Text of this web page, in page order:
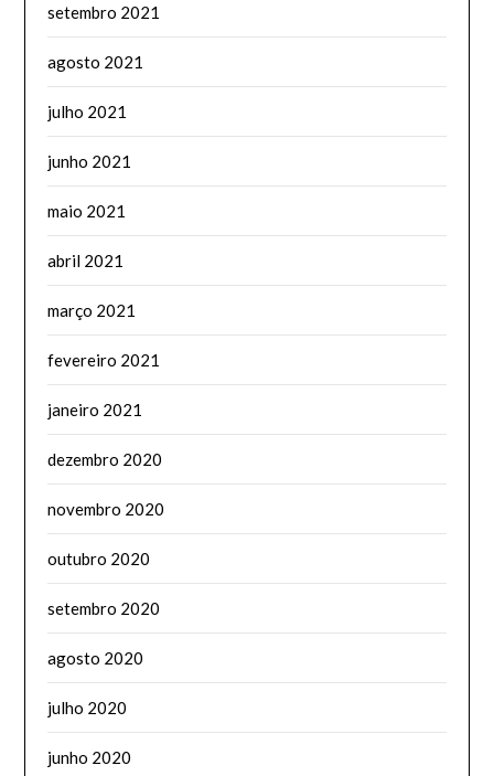
setembro 2021
agosto 2021
julho 2021
junho 2021
maio 2021
abril 2021
março 2021
fevereiro 2021
janeiro 2021
dezembro 2020
novembro 2020
outubro 2020
setembro 2020
agosto 2020
julho 2020
junho 2020